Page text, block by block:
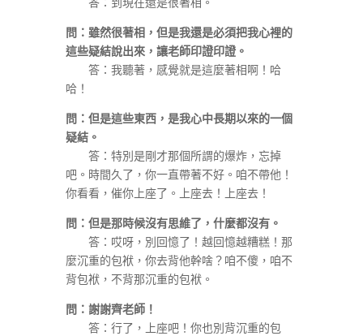
問：雖然很著相，但是我還是必須把我心裡的
這些疑結說出來，讓老師印證印證。
答：我聽著，感覺就是這麼著相啊！哈
哈！
問：但是這些東西，是我心中長期以來的一個
疑結。
答：特別是剛才那個所謂的爆炸，忘掉
吧。時間久了，你一直帶著不好。咱不帶他！
你看看，催你上座了。上座去！上座去！
問：但是那時候沒有思維了，什麼都沒有。
答：哎呀，別回憶了！越回憶越糟糕！那
麼沉重的包袱，你去背他幹啥？咱不傻，咱不
背包袱，不背那沉重的包袱。
問：謝謝齊老師！
答：行了，上座吧！你也別背沉重的包